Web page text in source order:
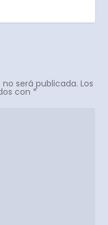
será publicada. Los
con *